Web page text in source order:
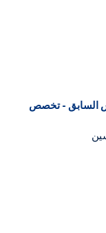
السابق - تخصص